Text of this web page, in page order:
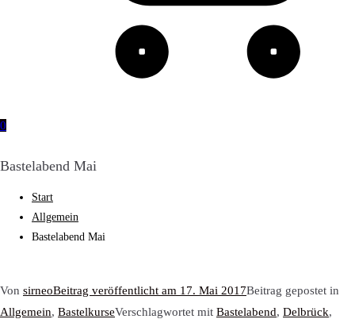
0
Bastelabend Mai
Start
Allgemein
Bastelabend Mai
Von sirneoBeitrag veröffentlicht am 17. Mai 2017Beitrag gepostet in
Allgemein, BastelkurseVerschlagwortet mit Bastelabend, Delbrück,